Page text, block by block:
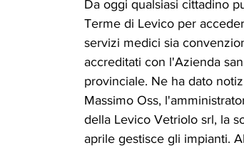
Da oggi qualsiasi cittadino
Terme di Levico per
servizi medici sia
accreditati con l'Azienda
provinciale. Ne ha dato
Massimo Oss,
della Levico Vetriolo srl, la
aprile gestisce gli impianti.